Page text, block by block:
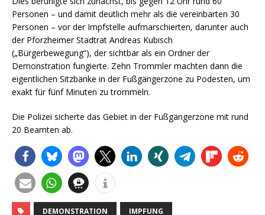
Personen – und damit deutlich mehr als die vereinbarten 30
Personen – vor der Impfstelle aufmarschierten, darunter auch
der Pforzheimer Stadtrat Andreas Kubisch
(„Bürgerbewegung“), der sichtbar als ein Ordner der
Demonstration fungierte. Zehn Trommler machten dann die
eigentlichen Sitzbänke in der Fußgängerzone zu Podesten, um
exakt für fünf Minuten zu trommeln.
Die Polizei sicherte das Gebiet in der Fußgängerzone mit rund
20 Beamten ab.
DEMONSTRATION IMPFUNG